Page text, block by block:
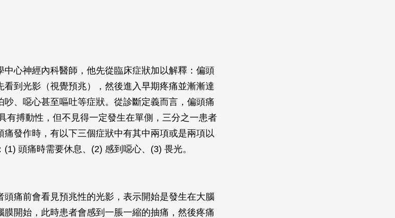
中心神經內科醫師，他先從臨床症狀加以解釋：偏頭
到光影（視覺預兆），然後進入早期疼痛並漸漸達
、噁心甚至嘔吐等症狀。從診斷定義而言，偏頭痛
有搏動性，但不見得一定發生在單側，三分之一患者
發作時，有以下三個症狀中有其中兩項或是兩項以
(1) 頭痛時需要休息、(2) 感到噁心、(3) 畏光。
痛前會看見預兆性的光影，表示開始是發生在大腦
膜開始，此時患者會感到一脹一縮的抽痛，然後疼痛